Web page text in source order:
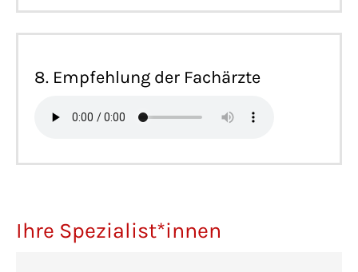
8. Empfehlung der Fachärzte
Ihre Spezialist*innen